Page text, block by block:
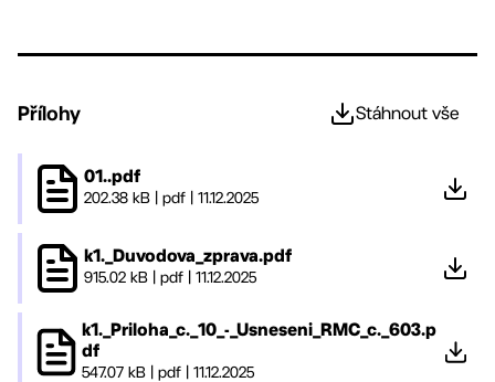
Přílohy Stáhnout vše
01..pdf
202.38 kB pdf 11.12.2025
k1._Duvodova_zprava.pdf
915.02 kB pdf 11.12.2025
k1._Priloha_c._10_-_Usneseni_RMC_c._603.p
df
547.07 kB |pdf |11.12.2025